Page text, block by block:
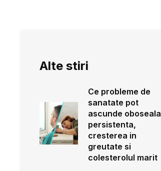
Alte stiri
Ce probleme de
sanatate pot
ascunde oboseala
persistenta,
cresterea in
greutate si
colesterolul marit